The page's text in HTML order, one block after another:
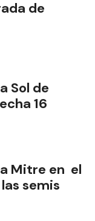
de
Sol de
16
Mitre en el
semis